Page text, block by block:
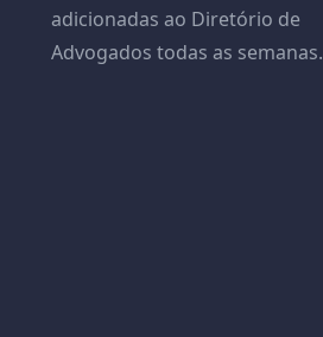
adicionadas ao Diretório de
Advogados todas as semanas.